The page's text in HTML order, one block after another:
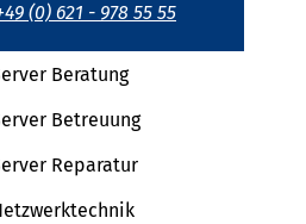
(0) 621 - 978 55 55
Beratung
Betreuung
Reparatur